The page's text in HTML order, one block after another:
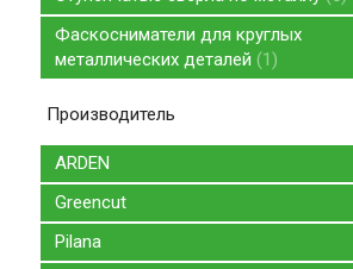
Фаскосниматели для круглых
металлических деталей
1
Производитель
ARDEN
Greencut
Pilana